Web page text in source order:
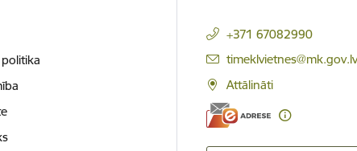
+371 67082990
E-pasts:
timeklvietnes@mk.gov.lv
Attālināti